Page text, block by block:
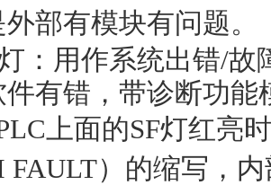
部有模块有问题。
用作系统出错/故
有错，带诊断功能
上面的SF灯红亮
FAULT）的缩写，